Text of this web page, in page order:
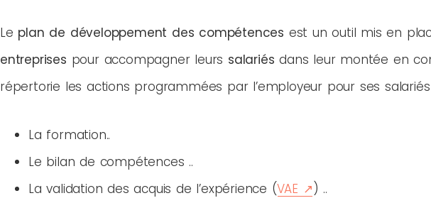
Le plan de développement des compétences est un outil mis en
entreprises pour accompagner leurs salariés dans leur montée en
répertorie les actions programmées par l’employeur pour ses
La formation.
Le bilan de compétences .
La validation des acquis de l’expérience (VAE ) .